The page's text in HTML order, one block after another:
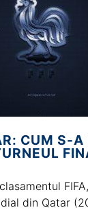
CUM S-A
din Qatar